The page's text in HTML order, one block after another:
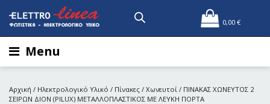
0,00 €
Menu
Αρχική / Ηλεκτρολογικό Υλικό / Πίνακες / Χωνευτοί / ΠΙΝΑΚΑΣ ΧΩΝΕΥΤΟΣ 2
ΣΕΙΡΩΝ ΔΙΟΝ (PILUX) ΜΕΤΑΛΛΟΠΛΑΣΤΙΚΟΣ ΜΕ ΛΕΥΚΗ ΠΟΡΤΑ